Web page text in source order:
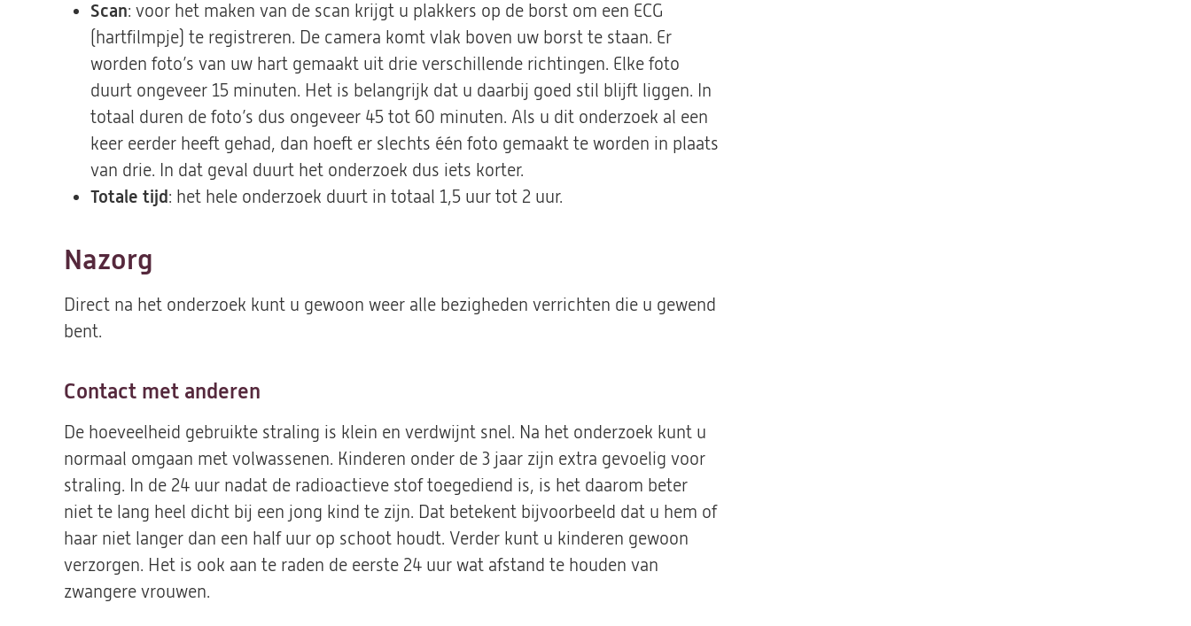
Scan: voor het maken van de scan krijgt u plakkers op de borst om een ECG
(hartfilmpje) te registreren. De camera komt vlak boven uw borst te staan. Er
worden foto’s van uw hart gemaakt uit drie verschillende richtingen. Elke foto
duurt ongeveer 15 minuten. Het is belangrijk dat u daarbij goed stil blijft liggen. In
totaal duren de foto’s dus ongeveer 45 tot 60 minuten. Als u dit onderzoek al een
keer eerder heeft gehad, dan hoeft er slechts één foto gemaakt te worden in plaats
van drie. In dat geval duurt het onderzoek dus iets korter.
Totale tijd: het hele onderzoek duurt in totaal 1,5 uur tot 2 uur.
Nazorg
Direct na het onderzoek kunt u gewoon weer alle bezigheden verrichten die u gewend
bent.
Contact met anderen
De hoeveelheid gebruikte straling is klein en verdwijnt snel. Na het onderzoek kunt u
normaal omgaan met volwassenen. Kinderen onder de 3 jaar zijn extra gevoelig voor
straling. In de 24 uur nadat de radioactieve stof toegediend is, is het daarom beter
niet te lang heel dicht bij een jong kind te zijn. Dat betekent bijvoorbeeld dat u hem of
haar niet langer dan een half uur op schoot houdt. Verder kunt u kinderen gewoon
verzorgen. Het is ook aan te raden de eerste 24 uur wat afstand te houden van
zwangere vrouwen.